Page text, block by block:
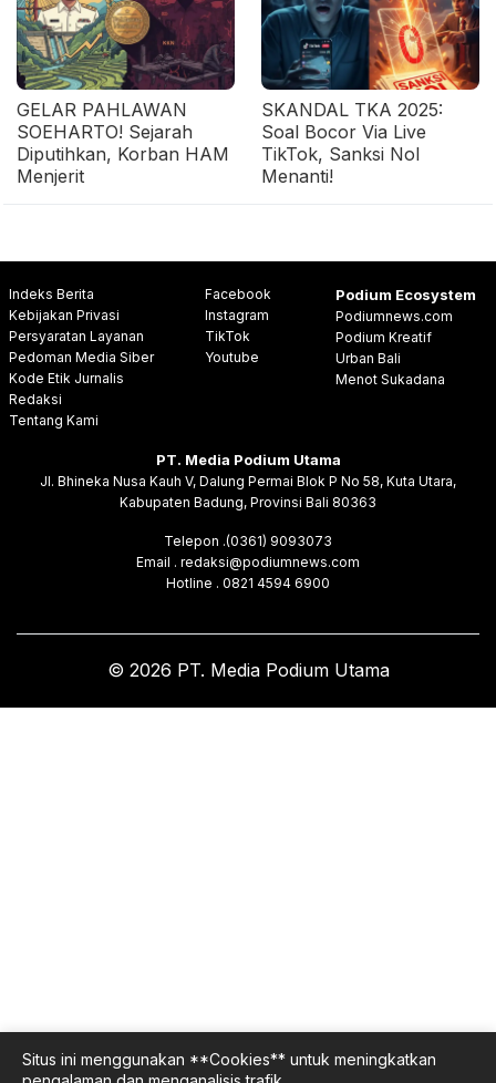
GELAR PAHLAWAN
SOEHARTO! Sejarah
Diputihkan, Korban HAM
Menjerit
SKANDAL TKA 2025:
Soal Bocor Via Live
TikTok, Sanksi Nol
Menanti!
Indeks Berita
Kebijakan Privasi
Persyaratan Layanan
Pedoman Media Siber
Kode Etik Jurnalis
Redaksi
Tentang Kami
Facebook
Instagram
TikTok
Youtube
Podium Ecosystem
Podiumnews.com
Podium Kreatif
Urban Bali
Menot Sukadana
PT. Media Podium Utama
Jl. Bhineka Nusa Kauh V, Dalung Permai Blok P No 58, Kuta Utara,
Kabupaten Badung, Provinsi Bali 80363
Telepon .(0361) 9093073
Email . redaksi@podiumnews.com
Hotline . 0821 4594 6900
© 2026 PT. Media Podium Utama
Situs ini menggunakan **Cookies** untuk meningkatkan